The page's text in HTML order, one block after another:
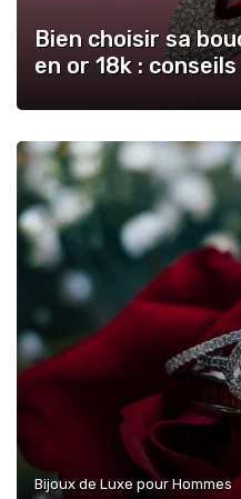
Bien choisir sa
en or 18k :
Bijoux de Luxe pour Hommes